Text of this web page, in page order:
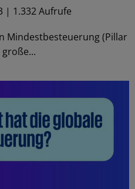
| 1.332 Aufrufe
Mindestbesteuerung (Pillar